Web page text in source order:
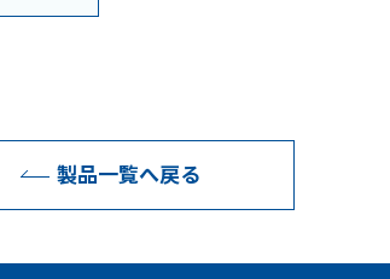
製品一覧へ戻る